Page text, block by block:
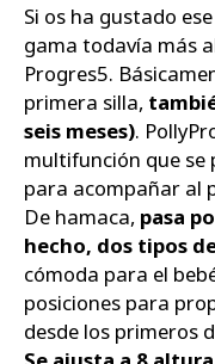
Si os ha gustado
gama todavía más
Progres5.
primera silla,
seis meses).
multifunción que se
para acompañar al
De hamaca, pasa
hecho, dos tipos
cómoda para el
posiciones para
desde los primeros